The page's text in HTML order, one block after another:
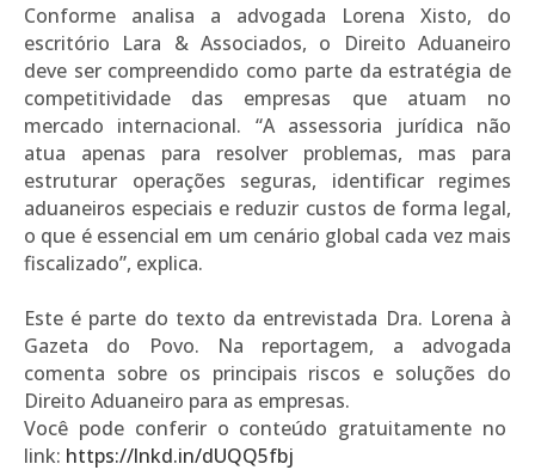
Conforme analisa a advogada Lorena Xisto, do
escritório Lara & Associados, o Direito Aduaneiro
deve ser compreendido como parte da estratégia de
competitividade das empresas que atuam no
mercado internacional. “A assessoria jurídica não
atua apenas para resolver problemas, mas para
estruturar operações seguras, identificar regimes
aduaneiros especiais e reduzir custos de forma legal,
o que é essencial em um cenário global cada vez mais
fiscalizado”, explica.
Este é parte do texto da entrevistada Dra. Lorena à
Gazeta do Povo. Na reportagem, a advogada
comenta sobre os principais riscos e soluções do
Direito Aduaneiro para as empresas.
Você pode conferir o conteúdo gratuitamente no
link: https://lnkd.in/dUQQ5fbj